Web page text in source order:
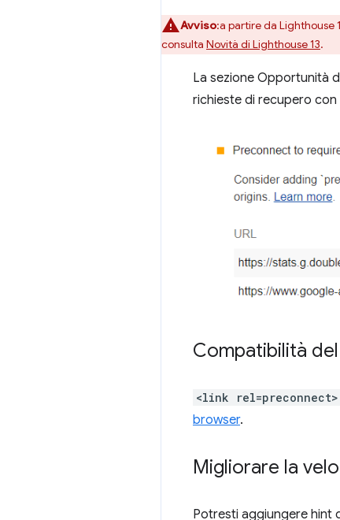
Avviso:a partire da Lighthouse
consulta Novità di Lighthouse 13.
La sezione Opportunità
richieste di recupero con
Compatibilità
<link rel=preconnect>
browser.
Migliorare la
Potresti aggiungere hint